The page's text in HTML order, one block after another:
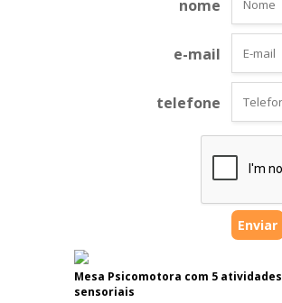
nome
e-mail
telefone
Mesa Psicomotora com 5 atividades
sensoriais